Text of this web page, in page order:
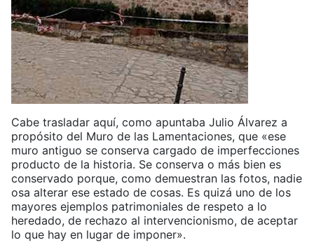
Cabe trasladar aquí, como apuntaba Julio Álvarez a
propósito del Muro de las Lamentaciones, que «ese
muro antiguo se conserva cargado de imperfecciones
producto de la historia. Se conserva o más bien es
conservado porque, como demuestran las fotos, nadie
osa alterar ese estado de cosas. Es quizá uno de los
mayores ejemplos patrimoniales de respeto a lo
heredado, de rechazo al intervencionismo, de aceptar
lo que hay en lugar de imponer».